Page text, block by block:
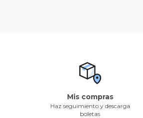
Mis compras
Haz seguimiento y descarga
boletas